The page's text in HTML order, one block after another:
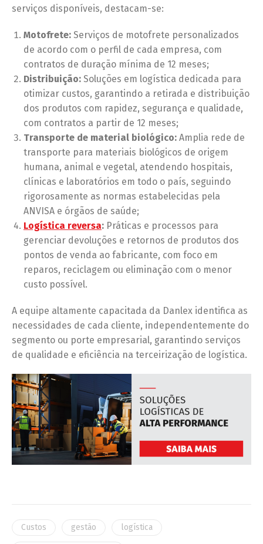
serviços disponíveis, destacam-se:
Motofrete: Serviços de motofrete personalizados
de acordo com o perfil de cada empresa, com
contratos de duração mínima de 12 meses;
Distribuição: Soluções em logística dedicada para
otimizar custos, garantindo a retirada e distribuição
dos produtos com rapidez, segurança e qualidade,
com contratos a partir de 12 meses;
Transporte de material biológico: Amplia rede de
transporte para materiais biológicos de origem
humana, animal e vegetal, atendendo hospitais,
clínicas e laboratórios em todo o país, seguindo
rigorosamente as normas estabelecidas pela
ANVISA e órgãos de saúde;
Logística reversa: Práticas e processos para
gerenciar devoluções e retornos de produtos dos
pontos de venda ao fabricante, com foco em
reparos, reciclagem ou eliminação com o menor
custo possível.
A equipe altamente capacitada da Danlex identifica as
necessidades de cada cliente, independentemente do
segmento ou porte empresarial, garantindo serviços
de qualidade e eficiência na terceirização de logística.
Custos gestão logística